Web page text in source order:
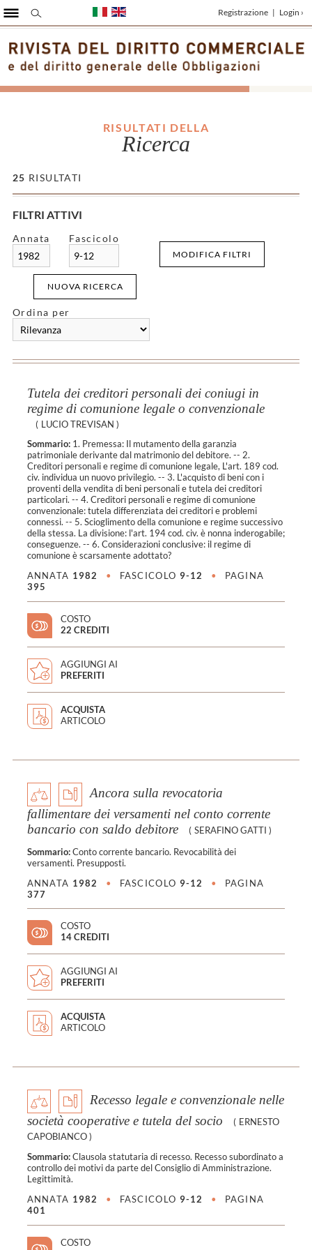
RISULTATI DELLA
Ricerca
25 RISULTATI
FILTRI ATTIVI
Annata
1982
Fascicolo
9-12
MODIFICA FILTRI
NUOVA RICERCA
Ordina per
Tutela dei creditori personali dei coniugi in
regime di comunione legale o convenzionale
( LUCIO TREVISAN )
Sommario:1. Premessa: Il mutamento della garanzia
patrimoniale derivante dal matrimonio del debitore. -- 2.
Creditori personali e regime di comunione legale, L'art. 189 cod.
civ. individua un nuovo privilegio. -- 3. L'acquisto di beni con i
proventi della vendita di beni personali e tutela dei creditori
particolari. -- 4. Creditori personali e regime di comunione
convenzionale: tutela differenziata dei creditori e problemi
connessi. -- 5. Scioglimento della comunione e regime successivo
della stessa. La divisione: l'art. 194 cod. civ. è nonna inderogabile;
conseguenze. -- 6. Considerazioni conclusive: il regime di
comunione è scarsamente adottato?
ANNATA 1982 • FASCICOLO 9-12 •
PAGINA
395
COSTO
22 CREDITI
AGGIUNGI AI
PREFERITI
ACQUISTA
ARTICOLO
Ancora sulla revocatoria
fallimentare dei versamenti nel conto corrente
bancario con saldo debitore
( SERAFINO GATTI )
Sommario:Conto corrente bancario. Revocabilità dei
versamenti. Presupposti.
ANNATA 1982 • FASCICOLO 9-12 •
PAGINA
377
COSTO
14 CREDITI
AGGIUNGI AI
PREFERITI
ACQUISTA
ARTICOLO
Recesso legale e convenzionale nelle
società cooperative e tutela del socio
( ERNESTO
CAPOBIANCO )
Sommario:Clausola statutaria di recesso. Recesso subordinato a
controllo dei motivi da parte del Consiglio di Amministrazione.
Legittimità.
ANNATA 1982 • FASCICOLO 9-12 •
PAGINA
401
COSTO
Registrazione | Login ›